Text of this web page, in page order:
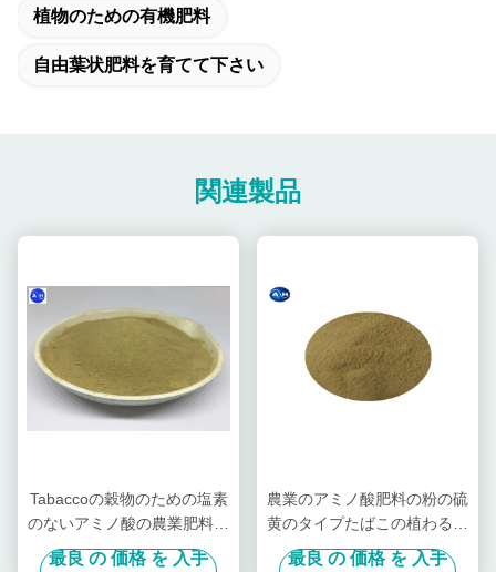
植物のための有機肥料
自由葉状肥料を育てて下さい
関連製品
Tabaccoの穀物のための塩素
のないアミノ酸の農業肥料の
硫酸の加水分解
最良 の 価格 を 入手
農業のアミノ酸肥料の粉の硫
黄のタイプたばこの植わるこ
と
最良 の 価格 を 入手